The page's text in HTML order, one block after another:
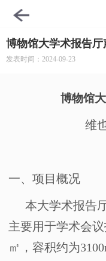
博物馆大学术报告厅
发表时间：2024-09-23
博物馆
维
一、 项目概况
本大学术报告
主要用于学术会
㎡，容积约为